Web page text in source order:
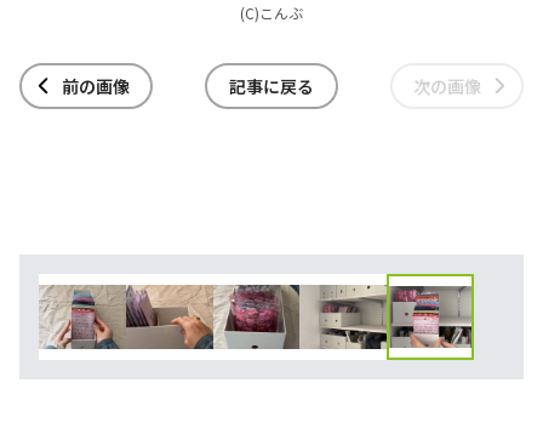
(C)こんぶ
前の画像 記事に戻る 次の画像